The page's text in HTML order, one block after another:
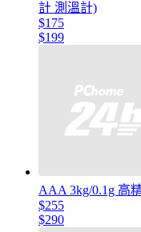
計 測溫計)
$175
$199
AAA 3kg/0.1g 高
$255
$290